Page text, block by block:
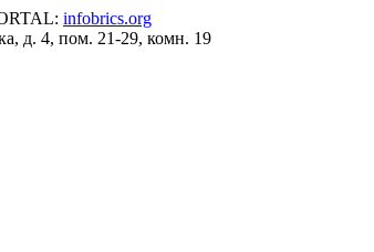
infobrics.org
д. 4, пом. 21-29, комн. 19